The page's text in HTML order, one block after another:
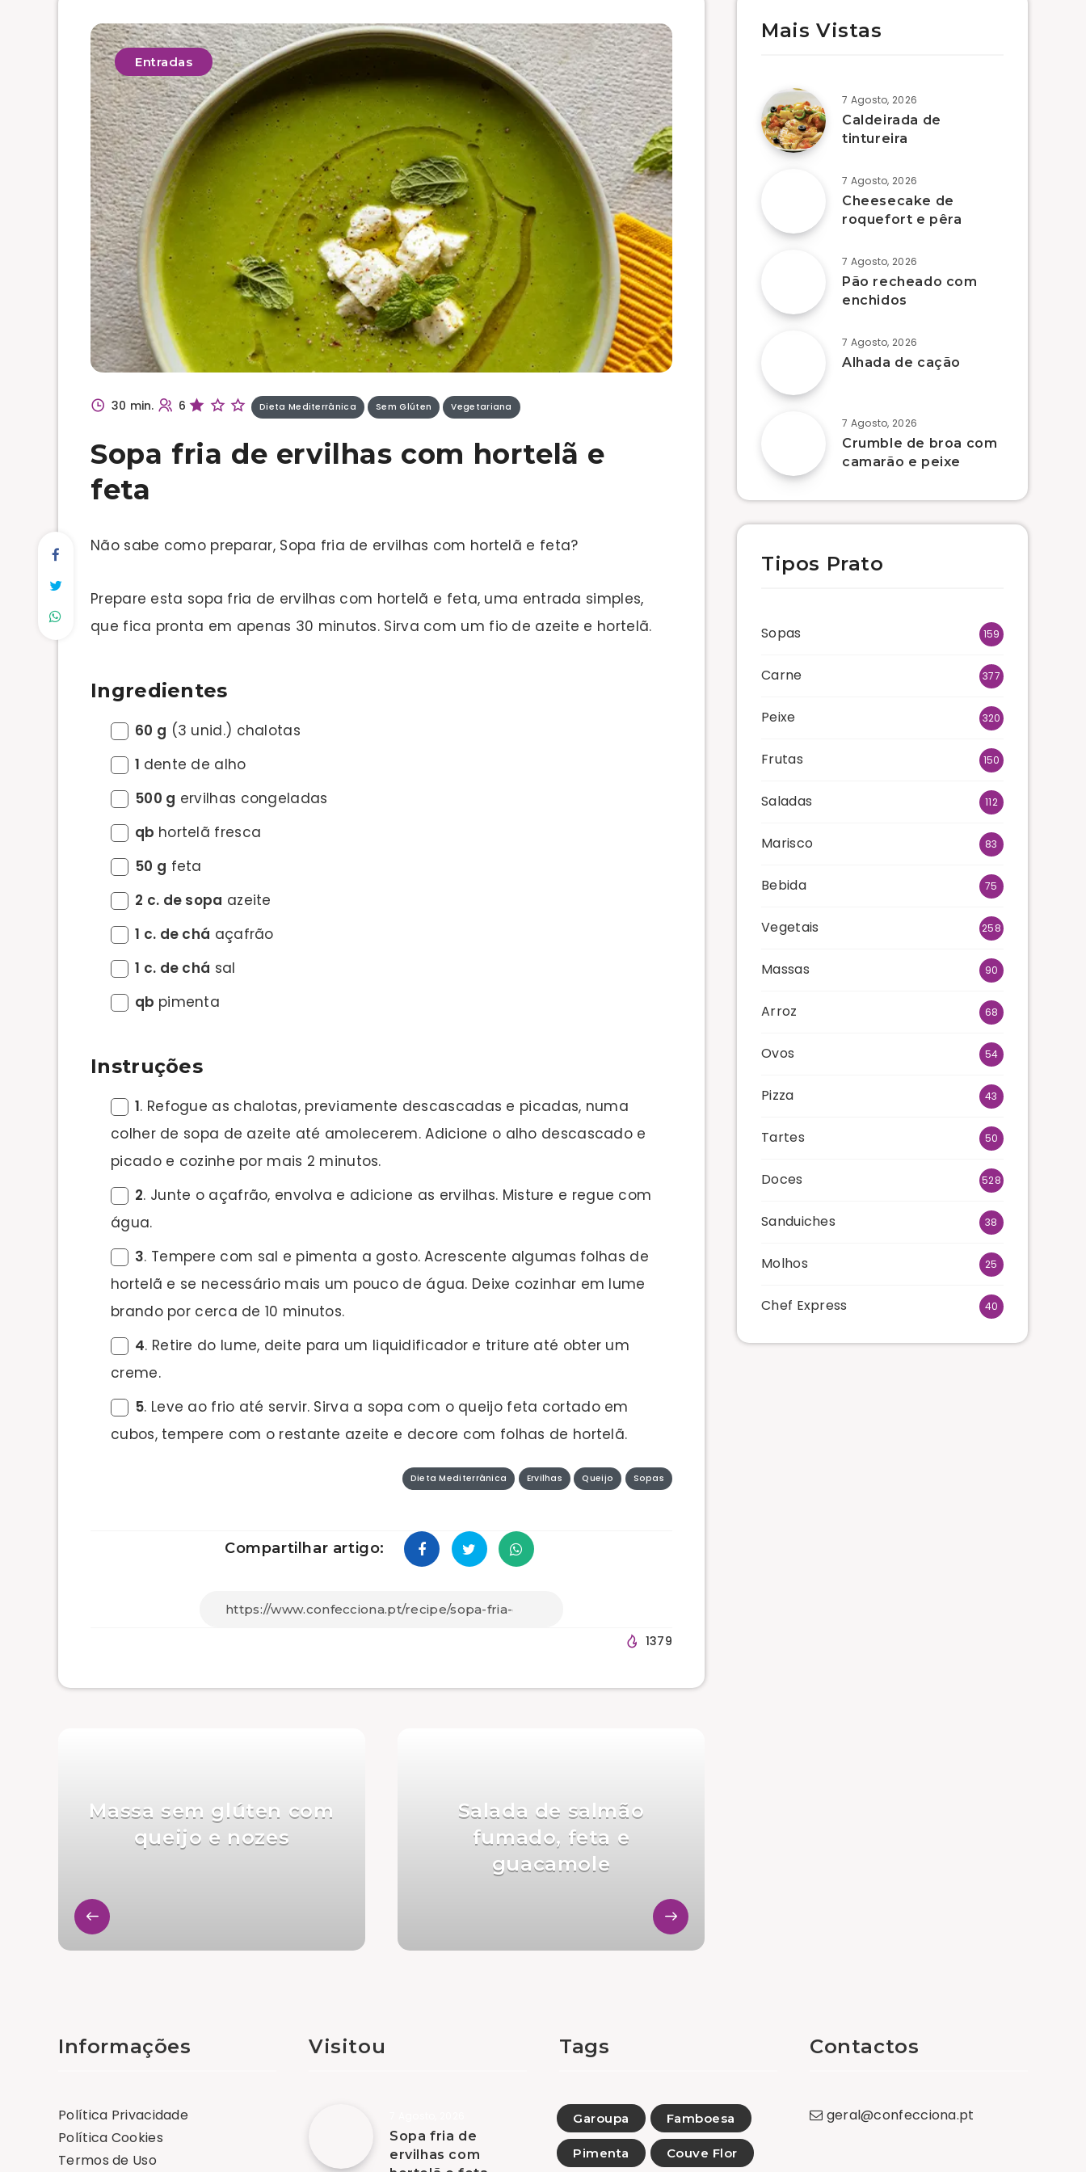
Entradas
30 min. 6 Dieta Mediterrânica Sem Glúten Vegetariana
Sopa fria de ervilhas com hortelã e
feta
Não sabe como preparar, Sopa fria de ervilhas com hortelã e feta?
Prepare esta sopa fria de ervilhas com hortelã e feta, uma entrada simples,
que fica pronta em apenas 30 minutos. Sirva com um fio de azeite e hortelã.
Ingredientes
60 g (3 unid.) chalotas
1 dente de alho
500 g ervilhas congeladas
qb hortelã fresca
50 g feta
2 c. de sopa azeite
1 c. de chá açafrão
1 c. de chá sal
qb pimenta
Instruções
1. Refogue as chalotas, previamente descascadas e picadas, numa
colher de sopa de azeite até amolecerem. Adicione o alho descascado e
picado e cozinhe por mais 2 minutos.
2. Junte o açafrão, envolva e adicione as ervilhas. Misture e regue com
água.
3. Tempere com sal e pimenta a gosto. Acrescente algumas folhas de
hortelã e se necessário mais um pouco de água. Deixe cozinhar em lume
brando por cerca de 10 minutos.
4. Retire do lume, deite para um liquidificador e triture até obter um
creme.
5. Leve ao frio até servir. Sirva a sopa com o queijo feta cortado em
cubos, tempere com o restante azeite e decore com folhas de hortelã.
Dieta Mediterrânica Ervilhas Queijo Sopas
Compartilhar artigo:
1379
Salada de salmão
fumado, feta e
guacamole
Massa sem glúten com
queijo e nozes
Mais Vistas
7 Agosto, 2026
Caldeirada de
tintureira
7 Agosto, 2026
Cheesecake de
roquefort e pêra
7 Agosto, 2026
Pão recheado com
enchidos
7 Agosto, 2026
Alhada de cação
7 Agosto, 2026
Crumble de broa com
camarão e peixe
Tipos Prato
Sopas 159
Carne 377
Peixe 320
Frutas 150
Saladas 112
Marisco 83
Bebida 75
Vegetais 258
Massas 90
Arroz 68
Ovos 54
Pizza 43
Tartes 50
Doces 528
Sanduiches 38
Molhos 25
Chef Express 40
Informações
Política Privacidade
Política Cookies
Termos de Uso
Visitou
Sopa fria de
ervilhas com
Tags
Garoupa Famboesa
Pimenta Couve Flor
Contactos
geral@confecciona.pt